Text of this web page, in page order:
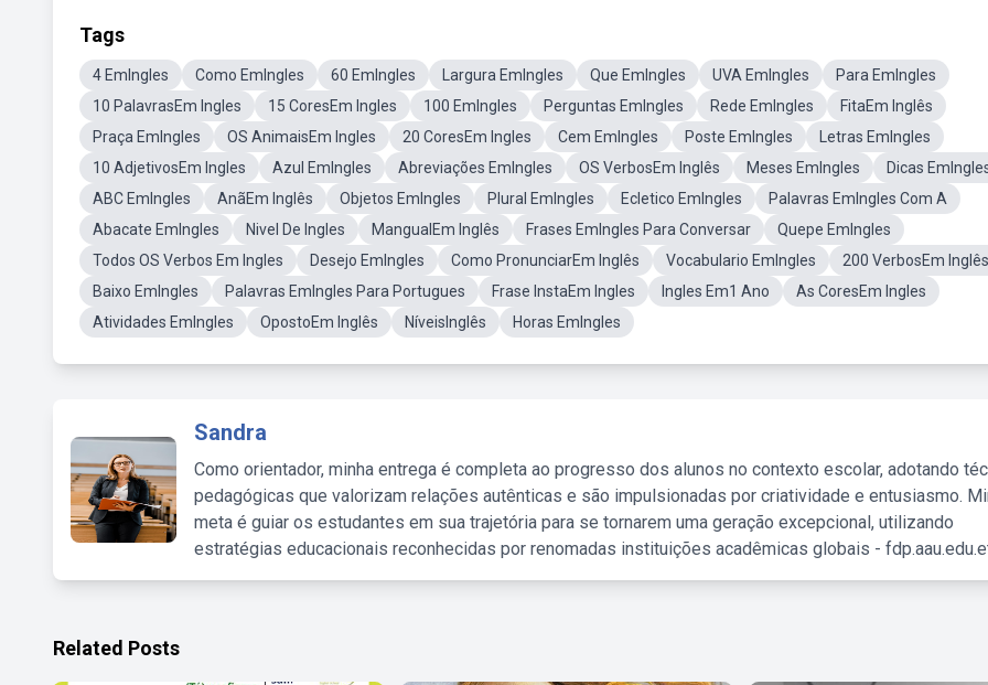
Tags
4 EmIngles Como EmIngles 60 EmIngles Largura EmIngles Que EmIngles UVA EmIngles
Para EmIngles
10 PalavrasEm Ingles
15 CoresEm Ingles 100 EmIngles Perguntas EmIngles Rede EmIngles
FitaEm Inglês
Praça EmIngles
OS AnimaisEm Ingles 20 CoresEm Ingles Cem EmIngles Poste EmIngles
Letras EmIngles
10 AdjetivosEm Ingles
Azul EmIngles Abreviações EmIngles OS VerbosEm Inglês Meses EmIngles
Dicas
ABC EmIngles
AnãEm Inglês Objetos EmIngles Plural EmIngles Ecletico EmIngles
Palavras EmIngles Com A
Abacate EmIngles
Nivel De Ingles MangualEm Inglês Frases EmIngles Para Conversar
Quepe EmIngles
Todos OS Verbos Em Ingles
Desejo EmIngles Como PronunciarEm Inglês Vocabulario EmIngles
200 VerbosEm Inglês
Baixo EmIngles
Palavras EmIngles Para Portugues Frase InstaEm Ingles Ingles Em1 Ano
As CoresEm Ingles
Atividades EmIngles
OpostoEm Inglês NíveisInglês Horas EmIngles
Sandra
Como orientador, minha entrega é completa ao progresso dos alunos no contexto escolar, adotando
pedagógicas que valorizam relações autênticas e são impulsionadas por criatividade e entusiasmo.
meta é guiar os estudantes em sua trajetória para se tornarem uma geração excepcional, utilizando
estratégias educacionais reconhecidas por renomadas instituições acadêmicas globais -
Related Posts